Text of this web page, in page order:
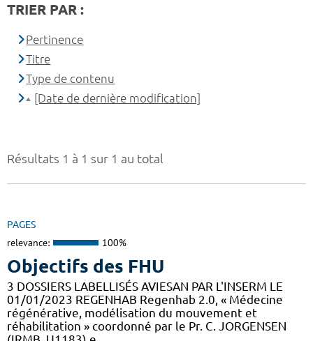
Résultats 1 à 1 sur 1 au total
PAGES
relevance: 100%
Objectifs des FHU
3 DOSSIERS LABELLISÉS AVIESAN PAR L'INSERM LE
01/01/2023 REGENHAB Regenhab 2.0, « Médecine
régénérative, modélisation du mouvement et
réhabilitation » coordonné par le Pr. C. JORGENSEN
TRIER PAR :
Pertinence
Titre
Type de contenu
[Date de dernière modification]